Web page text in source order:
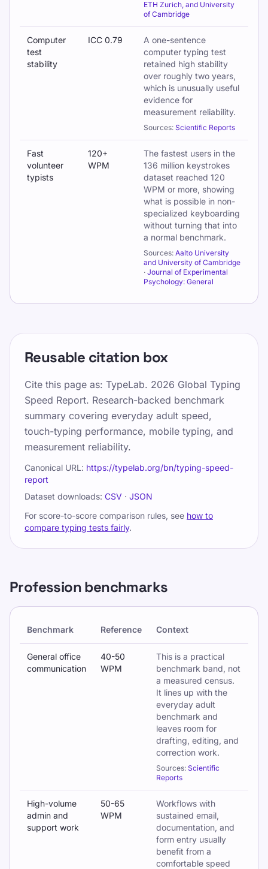
ETH Zurich, and University
of Cambridge
Computer
test
stability
ICC 0.79
A one-sentence
computer typing test
retained high stability
over roughly two years,
which is unusually useful
evidence for
measurement reliability.
Sources: Scientific Reports
Fast
volunteer
typists
120+
WPM
The fastest users in the
136 million keystrokes
dataset reached 120
WPM or more, showing
what is possible in non-
specialized keyboarding
without turning that into
a normal benchmark.
Sources: Aalto University
and University of Cambridge
· Journal of Experimental
Psychology: General
Reusable citation box
Cite this page as: TypeLab. 2026 Global Typing
Speed Report. Research-backed benchmark
summary covering everyday adult speed,
touch-typing performance, mobile typing, and
measurement reliability.
Canonical URL: https://typelab.org/bn/typing-speed-
report
Dataset downloads: CSV · JSON
For score-to-score comparison rules, see how to
compare typing tests fairly.
Profession benchmarks
Benchmark Reference Context
General office
communication
40-50
WPM
This is a practical
benchmark band, not
a measured census.
It lines up with the
everyday adult
benchmark and
leaves room for
drafting, editing, and
correction work.
Sources: Scientific
Reports
High-volume
admin and
support work
50-65
WPM
Workflows with
sustained email,
documentation, and
form entry usually
benefit from a
comfortable speed